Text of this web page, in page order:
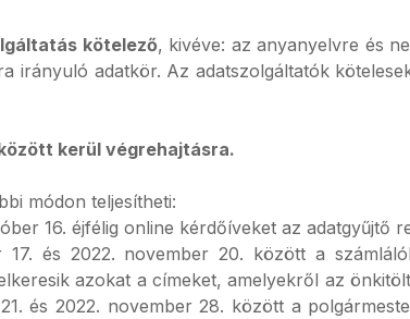
kötelező, kivéve: az anyanyelvre és
irányuló adatkör. Az adatszolgáltatók
kerül végrehajtásra.
módon teljesítheti:
16. éjfélig online kérdőíveket az adatgyűjtő
és 2022. november 20. között a
azokat a címeket, amelyekről az
és 2022. november 28. között a